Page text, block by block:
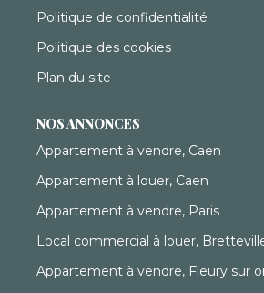
Politique de confidentialité
Politique des cookies
Plan du site
NOS ANNONCES
Appartement à vendre, Caen
Appartement à louer, Caen
Appartement à vendre, Paris
Local commercial à louer,
Appartement à vendre, Fleury sur